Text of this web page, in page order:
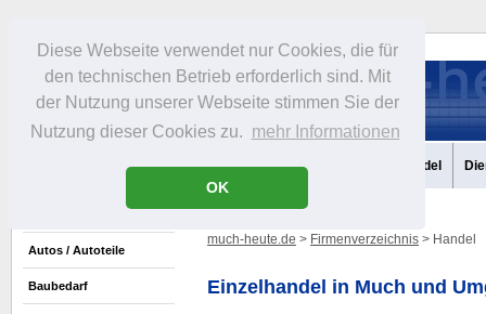
Diese Webseite verwendet nur Cookies, die für
den technischen Betrieb erforderlich sind. Mit
der Nutzung unserer Webseite stimmen Sie der
Nutzung dieser Cookies zu. mehr Informationen
OK
Portrait Infos Freizeit Gastronomie Handel
Autos / Autoteile
Baubedarf
much-heute.de > Firmenverzeichnis > Handel
Einzelhandel in Much und